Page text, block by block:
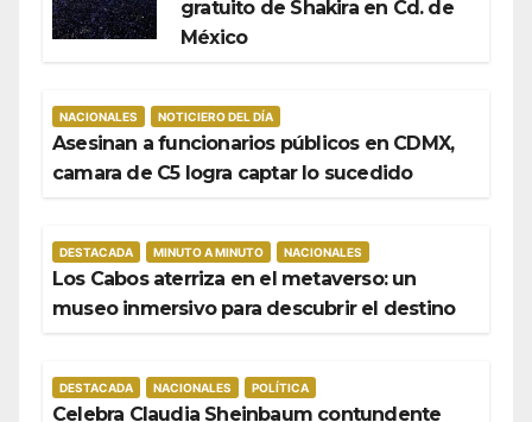
gratuito de Shakira en Cd. de
México
NACIONALES NOTICIERO DEL DÍA
Asesinan a funcionarios públicos en CDMX,
camara de C5 logra captar lo sucedido
DESTACADA MINUTO A MINUTO NACIONALES
Los Cabos aterriza en el metaverso: un
museo inmersivo para descubrir el destino
DESTACADA NACIONALES POLÍTICA
Celebra Claudia Sheinbaum contundente